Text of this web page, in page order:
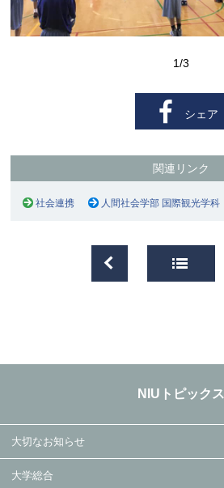
1/3
シェア
関連リンク
社会連携 人間社会学部 国際観光学科
NIUトピックス
大切なお知らせ
大学総合